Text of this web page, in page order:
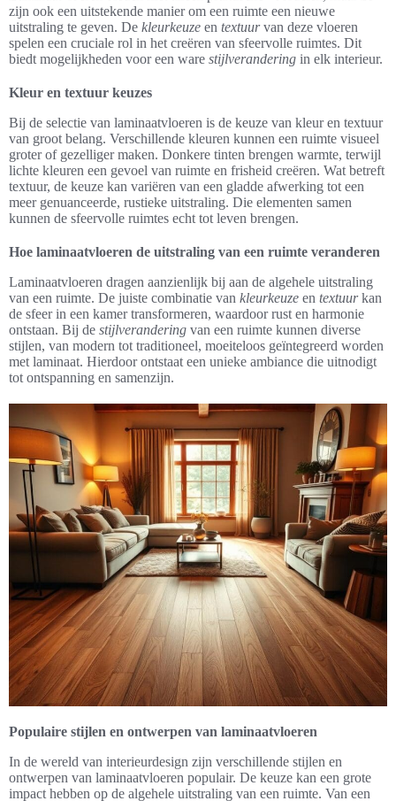
zijn ook een uitstekende manier om een ruimte een nieuwe
uitstraling te geven. De kleurkeuze en textuurvan deze vloeren
spelen een cruciale rol in het creëren van sfeervolle ruimtes. Dit
biedt mogelijkheden voor een ware stijlverandering in elk interieur.
Kleur en textuur keuzes
Bij de selectie van laminaatvloeren is de keuze van kleur en textuur
van groot belang. Verschillende kleuren kunnen een ruimte visueel
groter of gezelliger maken. Donkere tinten brengen warmte, terwijl
lichte kleuren een gevoel van ruimte en frisheid creëren. Wat betreft
textuur, de keuze kan variëren van een gladde afwerking tot een
meer genuanceerde, rustieke uitstraling. Die elementen samen
kunnen de sfeervolle ruimtes echt tot leven brengen.
Hoe laminaatvloeren de uitstraling van een ruimte veranderen
Laminaatvloeren dragen aanzienlijk bij aan de algehele uitstraling
van een ruimte. De juiste combinatie van kleurkeuze en textuurkan
de sfeer in een kamer transformeren, waardoor rust en harmonie
ontstaan. Bij de stijlverandering van een ruimte kunnen diverse
stijlen, van modern tot traditioneel, moeiteloos geïntegreerd worden
met laminaat. Hierdoor ontstaat een unieke ambiance die uitnodigt
tot ontspanning en samenzijn.
Populaire stijlen en ontwerpen van laminaatvloeren
In de wereld van interieurdesign zijn verschillende stijlen en
ontwerpen van laminaatvloeren populair. De keuze kan een grote
impact hebben op de algehele uitstraling van een ruimte. Van een